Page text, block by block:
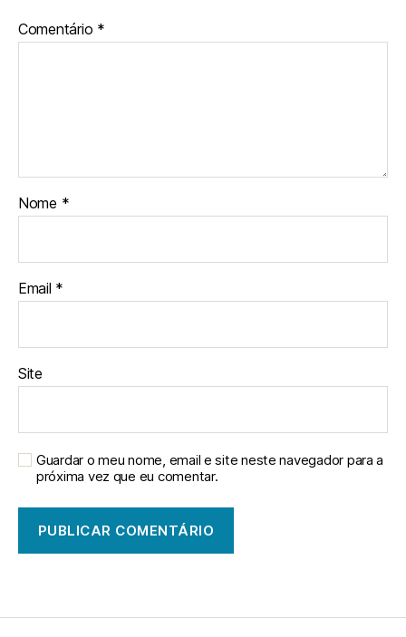
Comentário *
Nome *
Email *
Site
Guardar o meu nome, email e site neste navegador para a
próxima vez que eu comentar.